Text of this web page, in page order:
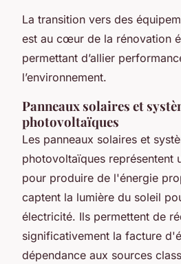
La transition vers des
est au cœur de la rénovation
permettant d’allier
l’environnement.
Panneaux solaires et
photovoltaïques
Les panneaux solaires et
photovoltaïques représentent
pour produire de l'énergie
captent la lumière du soleil
électricité. Ils permettent de
significativement la facture
dépendance aux sources